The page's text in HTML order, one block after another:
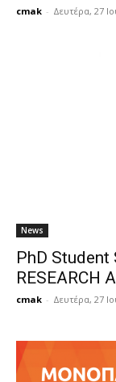
cmak - Δευτέρα, 27
News
PhD
RESEARCH
cmak - Δευτέρα, 27